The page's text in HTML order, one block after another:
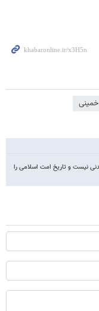
خمینی
نیست و تاریخ امت اسلامی را